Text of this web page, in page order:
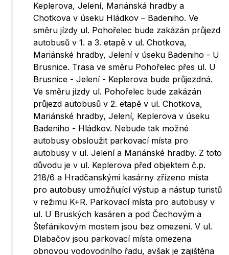
Keplerova, Jelení, Mariánská hradby a
Chotkova v úseku Hládkov – Badeniho. Ve
směru jízdy ul. Pohořelec bude zakázán průjezd
autobusů v 1. a 3. etapě v ul. Chotkova,
Mariánské hradby, Jelení v úseku Badeniho - U
Brusnice. Trasa ve směru Pohořelec přes ul. U
Brusnice - Jelení - Keplerova bude průjezdná.
Ve směru jízdy ul. Pohořelec bude zakázán
průjezd autobusů v 2. etapě v ul. Chotkova,
Mariánské hradby, Jelení, Keplerova v úseku
Badeniho - Hládkov. Nebude tak možné
autobusy obsloužit parkovací místa pro
autobusy v ul. Jelení a Mariánské hradby. Z toto
důvodu je v ul. Keplerova před objektem č.p.
218/6 a Hradčanskými kasárny zřízeno místa
pro autobusy umožňující výstup a nástup turistů
v režimu K+R. Parkovací místa pro autobusy v
ul. U Bruských kasáren a pod Čechovým a
Štefánikovým mostem jsou bez omezení. V ul.
Dlabačov jsou parkovací místa omezena
obnovou vodovodního řadu, avšak je zajištěna